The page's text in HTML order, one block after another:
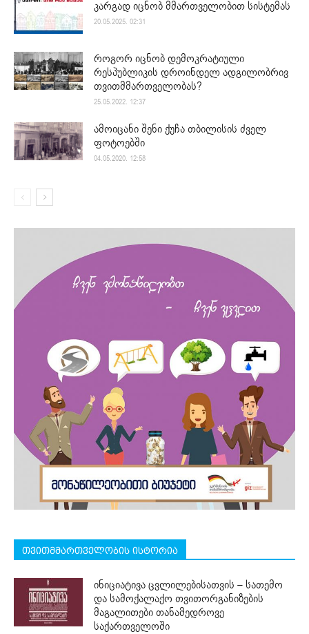
კარგად იცნობ მმართველობით სისტემას
20.05.2025. 02:31
როგორ იცნობ დემოკრატიული
რესპუბლიკის დროინდელ ადგილობრივ
თვითმმართველობას?
25.05.2022. 12:37
ამოიცანი შენი ქუჩა თბილისის ძველ
ფოტოებში
04.05.2020. 12:58
თვითმმართველობის ისტორია
ინიციატივა ცვლილებისათვის – სათემო
და სამოქალაქო თვითორგანიზების
მაგალითები თანამედროვე
საქართველოში